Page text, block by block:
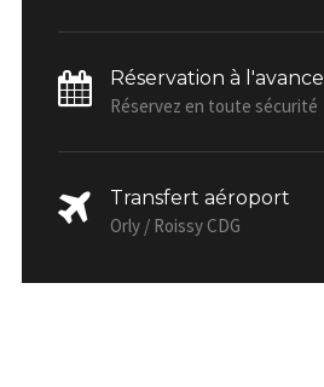
Réservation à l'avance
Réservez en toute sécurité
Transfert aéroport
Orly / Roissy CDG